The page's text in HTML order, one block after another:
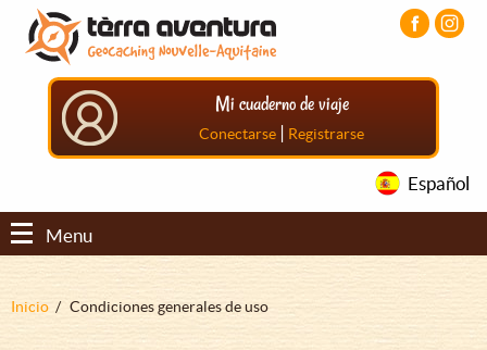
Pasar
contenido
principal
Pasar
menú
principal
Pasar
principal
Mi cuaderno de viaje
Conectarse | Registrarse
Español
Menu
Sobrescribir
Inicio Condiciones generales de uso